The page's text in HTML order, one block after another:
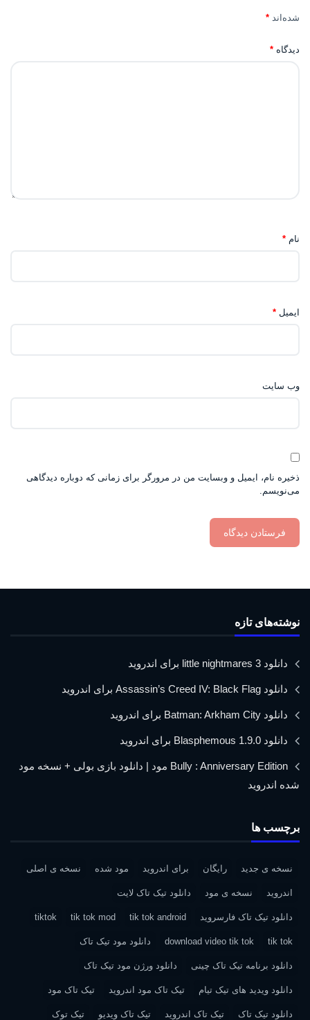
شده‌اند *
دیدگاه *
نام *
ایمیل *
وب‌ سایت
ذخیره نام، ایمیل و وبسایت من در مرورگر برای زمانی که دوباره دیدگاهی
می‌نویسم.
نوشته‌های تازه
دانلود little nightmares 3 برای اندروید
دانلود Assassin’s Creed IV: Black Flag برای اندروید
دانلود Batman: Arkham City برای اندروید
دانلود Blasphemous 1.9.0 برای اندروید
Bully : Anniversary Edition مود | دانلود بازی بولی + نسخه مود
شده اندروید
برچسب ها
نسخه ی جدید رایگان برای اندروید مود شده نسخه ی اصلی
اندروید نسخه ی مود دانلود تیک تاک لایت
دانلود تیک تاک فارسروید tik tok android
tik tok mod
tiktok
tik tok
download video tik tok دانلود مود تیک تاک
دانلود برنامه تیک تاک چینی دانلود ورژن مود تیک تاک
دانلود ویدید های تیک تیام تیک تاک مود اندروید تیک تاک مود
دانلود تیک تاک تیک تاک اندروید تیک تاک ویدیو تیک توک